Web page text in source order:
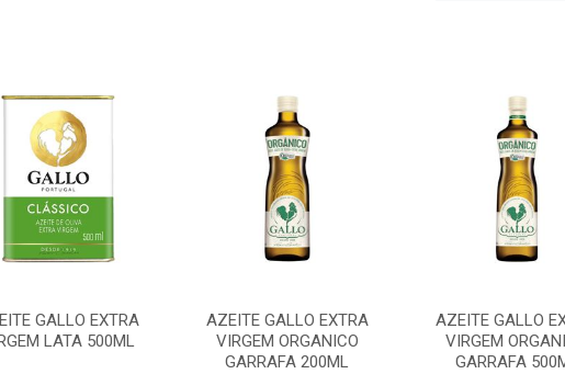
GALLO EXTRA
LATA 500ML
AZEITE GALLO EXTRA
VIRGEM ORGANICO
GARRAFA 200ML
AZEITE GALLO
VIRGEM
GARRAFA